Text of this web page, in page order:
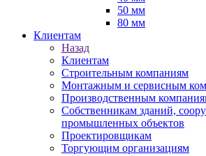
50 мм
80 мм
Клиентам
Назад
Клиентам
Строительным компаниям
Монтажным и сервисным
Производственным
Собственникам зданий,
промышленных объектов
Проектировщикам
Торгующим организациям